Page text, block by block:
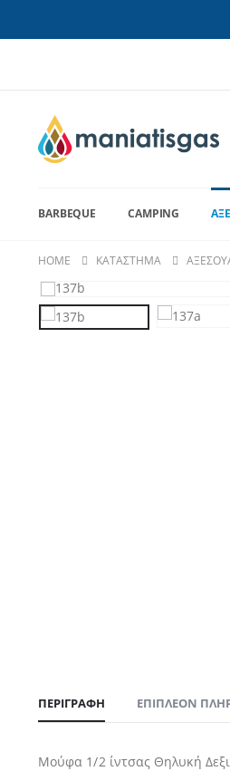
BARBEQUE CAMPING
HOME ΚΑΤΆΣΤΗΜΑ
ΠΕΡΙΓΡΑΦΉ ΕΠΙΠΛΈΟΝ
Μούφα 1/2 ίντσας Θηλυκή